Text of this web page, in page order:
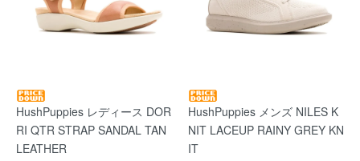
HushPuppies レディース DOR
RI QTR STRAP SANDAL TAN
LEATHER
HushPuppies メンズ NILES K
NIT LACEUP RAINY GREY KN
IT